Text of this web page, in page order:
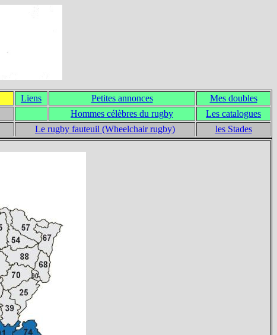
Liens Petites annonces
Mes doubles
Hommes célèbres du rugby
Les catalogues
Le rugby fauteuil (Wheelchair rugby)
les Stades